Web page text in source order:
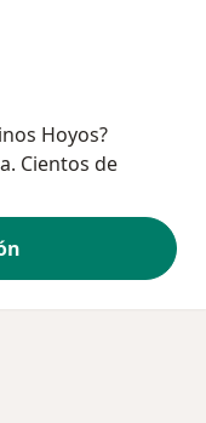
Hoyos?
Cientos de